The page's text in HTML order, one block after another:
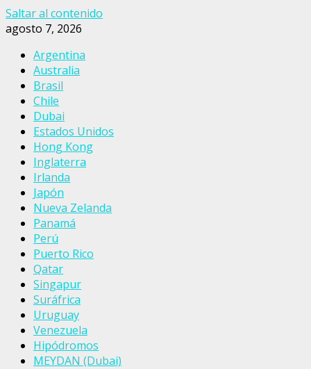
Saltar al contenido
agosto 7, 2026
Argentina
Australia
Brasil
Chile
Dubai
Estados Unidos
Hong Kong
Inglaterra
Irlanda
Japón
Nueva Zelanda
Panamá
Perú
Puerto Rico
Qatar
Singapur
Suráfrica
Uruguay
Venezuela
Hipódromos
MEYDAN (Dubai)